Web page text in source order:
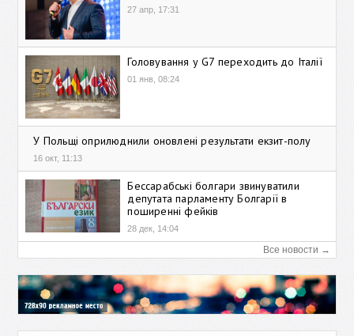
27 апр, 17:31
Головування у G7 переходить до Італії
01 янв, 08:24
У Польщі оприлюднили оновлені результати екзит-полу
16 окт, 11:13
Бессарабські болгари звинуватили
депутата парламенту Болгарії в
поширенні фейків
28 дек, 14:04
Все новости →